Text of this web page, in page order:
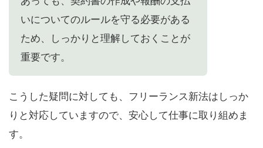
いについてのルールを守る必要がある
ため、しっかりと理解しておくことが
重要です。
こうした疑問に対しても、フリーランス新法はしっか
りと対応していますので、安心して仕事に取り組めま
す。